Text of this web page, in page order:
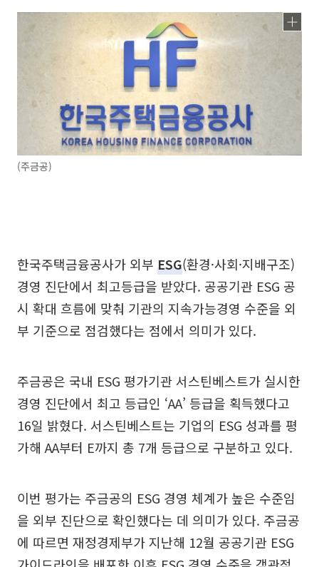
(주금공)
한국주택금융공사가 외부 ESG(환경·사회·지배구조)
경영 진단에서 최고등급을 받았다. 공공기관 ESG 공
시 확대 흐름에 맞춰 기관의 지속가능경영 수준을 외
부 기준으로 점검했다는 점에서 의미가 있다.
주금공은 국내 ESG 평가기관 서스틴베스트가 실시한
경영 진단에서 최고 등급인 ‘AA’ 등급을 획득했다고
16일 밝혔다. 서스틴베스트는 기업의 ESG 성과를 평
가해 AA부터 E까지 총 7개 등급으로 구분하고 있다.
이번 평가는 주금공의 ESG 경영 체계가 높은 수준임
을 외부 진단으로 확인했다는 데 의미가 있다. 주금공
에 따르면 재정경제부가 지난해 12월 공공기관 ESG